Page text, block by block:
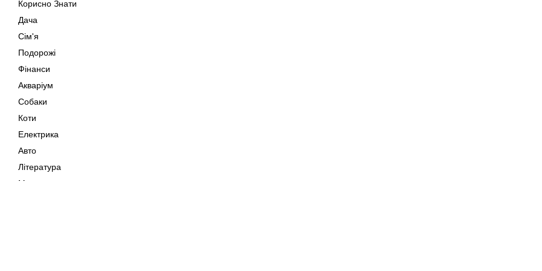
Корисно Знати
Дача
Сім'я
Подорожі
Фінанси
Акваріум
Собаки
Коти
Електрика
Авто
Література
Музика